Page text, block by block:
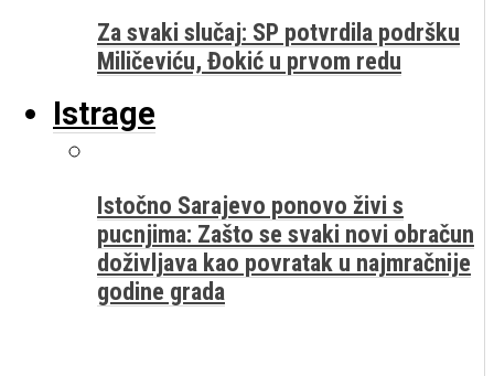
Za svaki slučaj: SP potvrdila podršku
Miličeviću, Đokić u prvom redu
Istrage
Istočno Sarajevo ponovo živi s
pucnjima: Zašto se svaki novi obračun
doživljava kao povratak u najmračnije
godine grada